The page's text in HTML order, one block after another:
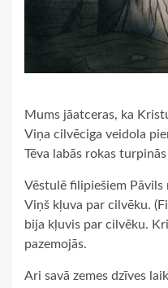
Mums jāatceras, ka
Viņa cilvēciga veidola
Tēva labās rokas
Vēstulē filipiešiem
Viņš kļuva par cilvēku.
bija kļuvis par cilvēku.
pazemojās.
Ari savā zemes dzīves